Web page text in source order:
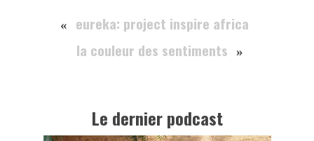
«
eureka: project inspire africa
la couleur des sentiments
»
Le dernier podcast